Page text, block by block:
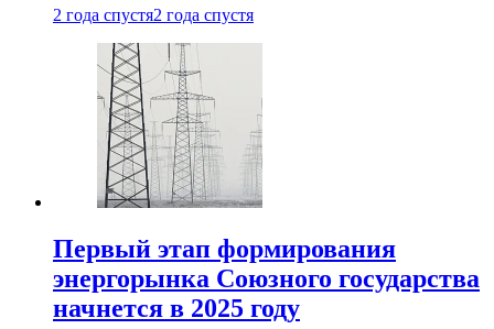
2 года спустя2 года спустя
Первый этап формирования
энергорынка Союзного государства
начнется в 2025 году